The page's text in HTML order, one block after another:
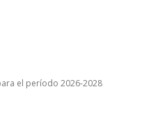
el período 2026-2028